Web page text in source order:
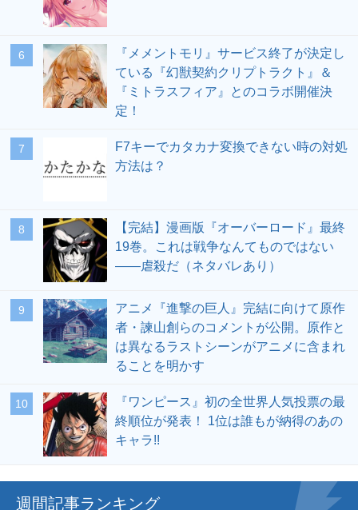
『メメントモリ』サービス終了が決定し
ている『幻獣契約クリプトラクト』＆
『ミトラスフィア』とのコラボ開催決
定！
F7キーでカタカナ変換できない時の対処
方法は？
【完結】漫画版『オーバーロード』最終
19巻。これは戦争なんてものではない
――虐殺だ（ネタバレあり）
アニメ『進撃の巨人』完結に向けて原作
者・諫山創らのコメントが公開。原作と
は異なるラストシーンがアニメに含まれ
ることを明かす
『ワンピース』初の全世界人気投票の最
終順位が発表！ 1位は誰もが納得のあの
キャラ!!
週間記事ランキング